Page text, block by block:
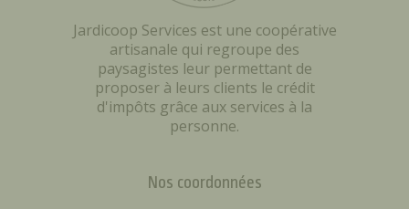
Jardicoop Services est une coopérative
artisanale qui regroupe des
paysagistes leur permettant de
proposer à leurs clients le crédit
d'impôts grâce aux services à la
personne.
Nos coordonnées